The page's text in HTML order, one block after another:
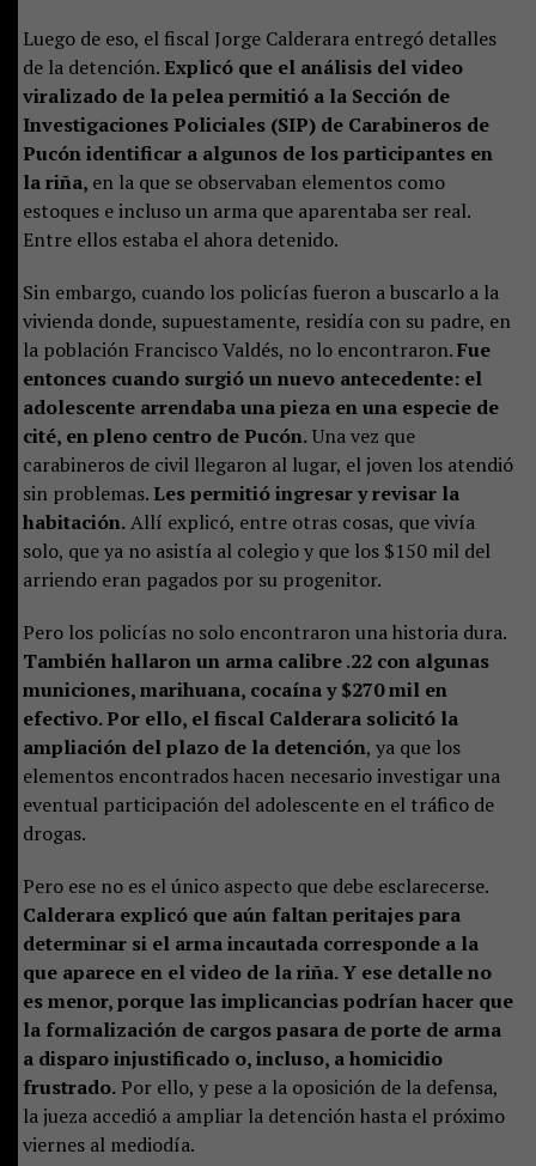
Luego de eso, el fiscal Jorge Calderara entregó detalles
de la detención. Explicó que el análisis del video
viralizado de la pelea permitió a la Sección de
Investigaciones Policiales (SIP) de Carabineros de
Pucón identificar a algunos de los participantes en
la riña, en la que se observaban elementos como
estoques e incluso un arma que aparentaba ser real.
Entre ellos estaba el ahora detenido.
Sin embargo, cuando los policías fueron a buscarlo a la
vivienda donde, supuestamente, residía con su padre, en
la población Francisco Valdés, no lo encontraron.Fue
entonces cuando surgió un nuevo antecedente: el
adolescente arrendaba una pieza en una especie de
cité, en pleno centro de Pucón.Una vez que
carabineros de civil llegaron al lugar, el joven los atendió
sin problemas. Les permitió ingresar y revisar la
habitación.Allí explicó, entre otras cosas, que vivía
solo, que ya no asistía al colegio y que los $150 mil del
arriendo eran pagados por su progenitor.
Pero los policías no solo encontraron una historia dura.
También hallaron un arma calibre .22 con algunas
municiones, marihuana, cocaína y $270 mil en
efectivo. Por ello, el fiscal Calderara solicitó la
ampliación del plazo de la detención, ya que los
elementos encontrados hacen necesario investigar una
eventual participación del adolescente en el tráfico de
drogas.
Pero ese no es el único aspecto que debe esclarecerse.
Calderara explicó que aún faltan peritajes para
determinar si el arma incautada corresponde a la
que aparece en el video de la riña. Y ese detalle no
es menor, porque las implicancias podrían hacer que
la formalización de cargos pasara de porte de arma
a disparo injustificado o, incluso, a homicidio
frustrado.Por ello, y pese a la oposición de la defensa,
la jueza accedió a ampliar la detención hasta el próximo
viernes al mediodía.